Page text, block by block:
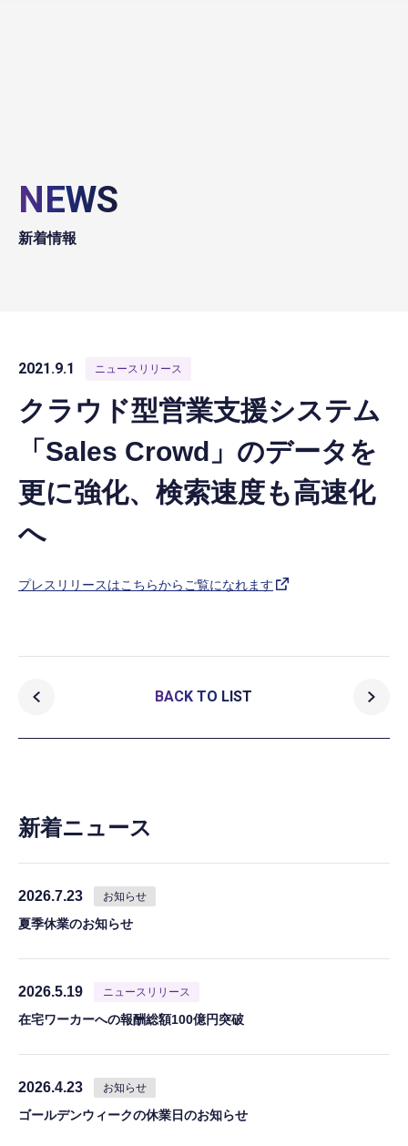
NEWS
新着情報
2021.9.1 ニュースリリース
クラウド型営業支援システム
「Sales Crowd」のデータを
更に強化、検索速度も高速化
へ
プレスリリースはこちらからご覧になれます
BACK TO LIST
新着ニュース
2026.7.23 お知らせ
夏季休業のお知らせ
2026.5.19 ニュースリリース
在宅ワーカーへの報酬総額100億円突破
2026.4.23 お知らせ
ゴールデンウィークの休業日のお知らせ